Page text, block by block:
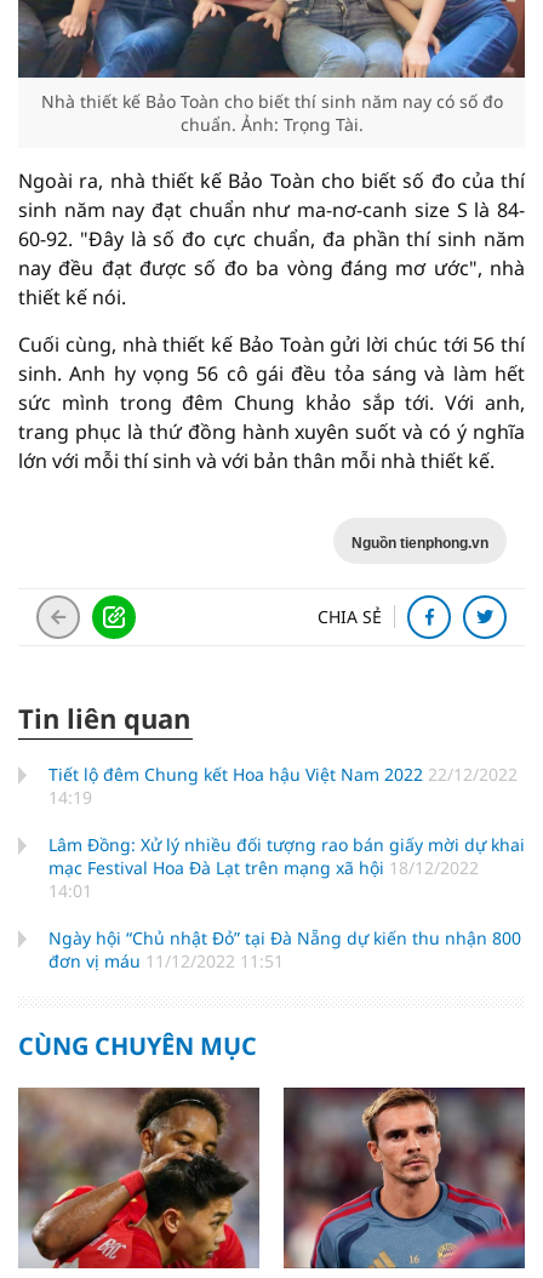
Nhà thiết kế Bảo Toàn cho biết thí sinh năm nay có số đo
chuẩn. Ảnh: Trọng Tài.
Ngoài ra, nhà thiết kế Bảo Toàn cho biết số đo của thí
sinh năm nay đạt chuẩn như ma-nơ-canh size S là 84-
60-92. "Đây là số đo cực chuẩn, đa phần thí sinh năm
nay đều đạt được số đo ba vòng đáng mơ ước", nhà
thiết kế nói.
Cuối cùng, nhà thiết kế Bảo Toàn gửi lời chúc tới 56 thí
sinh. Anh hy vọng 56 cô gái đều tỏa sáng và làm hết
sức mình trong đêm Chung khảo sắp tới. Với anh,
trang phục là thứ đồng hành xuyên suốt và có ý nghĩa
lớn với mỗi thí sinh và với bản thân mỗi nhà thiết kế.
Nguồn tienphong.vn
CHIA SẺ
Tin liên quan
Tiết lộ đêm Chung kết Hoa hậu Việt Nam 2022 22/12/2022
14:19
Lâm Đồng: Xử lý nhiều đối tượng rao bán giấy mời dự khai
mạc Festival Hoa Đà Lạt trên mạng xã hội 18/12/2022
14:01
Ngày hội “Chủ nhật Đỏ” tại Đà Nẵng dự kiến thu nhận 800
đơn vị máu 11/12/2022 11:51
CÙNG CHUYÊN MỤC